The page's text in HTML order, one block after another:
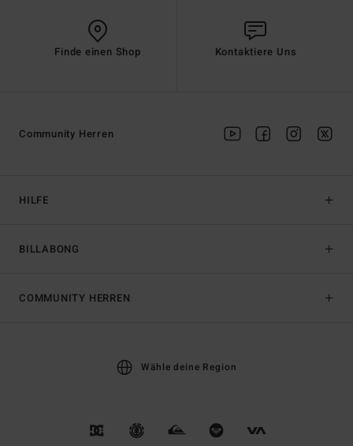
Finde einen Shop Kontaktiere Uns
HILFE
BILLABONG
Community Herren
COMMUNITY HERREN
Wähle deine Region